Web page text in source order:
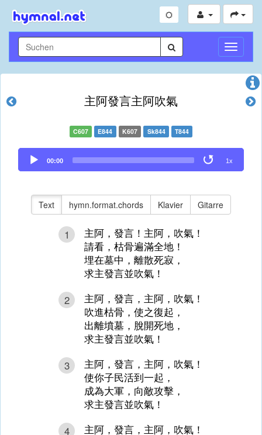
主阿發言主阿吹氣
C607 E844 K607 Sk844 T844
Audio
Player
00:00 1x
Text hymn.format.chords Klavier Gitarre
1
主阿，發言！主阿，吹氣！
請看，枯骨遍滿全地！
埋在墓中，離散死寂，
求主發言並吹氣！
2
主阿，發言，主阿，吹氣！
吹進枯骨，使之復起，
出離墳墓，脫開死地，
求主發言並吹氣！
3
主阿，發言，主阿，吹氣！
使你子民活到一起，
成為大軍，向敵攻擊，
求主發言並吹氣！
4
主阿，發言，主阿，吹氣！